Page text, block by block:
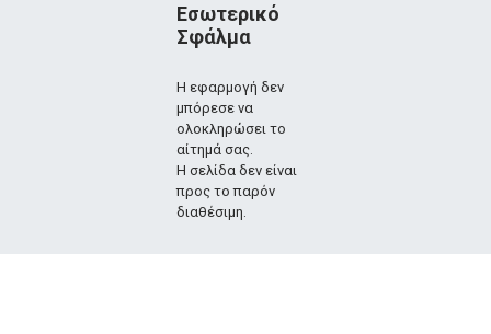
Εσωτερικό
Σφάλμα
Η εφαρμογή δεν
μπόρεσε να
ολοκληρώσει το
αίτημά σας.
Η σελίδα δεν είναι
προς το παρόν
διαθέσιμη.